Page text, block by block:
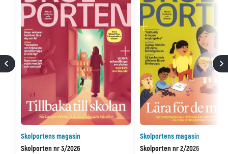
Skolportens magasin
Skolporten nr 3/2026
Skolportens magasin
Skolporten nr 2/2026